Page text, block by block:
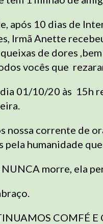
após 10 dias de
Irmã Anette
queixas de dores
vocês que
01/10/20 às 15h
nossa corrente de
pela humanidade
NUNCA morre, ela
COMFÉ E